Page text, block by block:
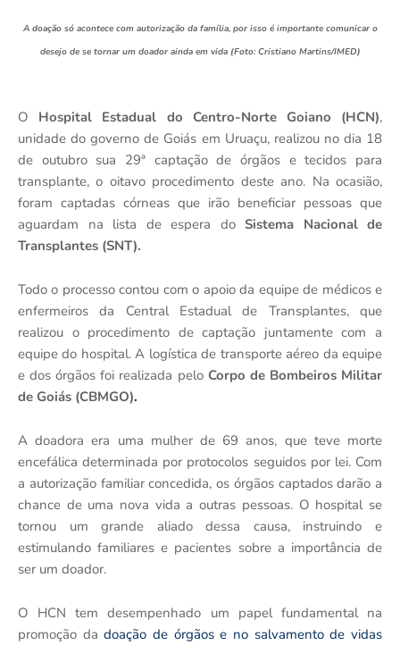
A doação só acontece com autorização da família, por isso é importante comunicar o
desejo de se tornar um doador ainda em vida (Foto: Cristiano Martins/IMED)
O Hospital Estadual do Centro-Norte Goiano (HCN),
unidade do governo de Goiás em Uruaçu, realizou no dia 18
de outubro sua 29ª captação de órgãos e tecidos para
transplante, o oitavo procedimento deste ano. Na ocasião,
foram captadas córneas que irão beneficiar pessoas que
aguardam na lista de espera doSistema Nacional de
Transplantes (SNT).
Todo o processo contou com o apoio da equipe de médicos e
enfermeiros da Central Estadual de Transplantes, que
realizou o procedimento de captação juntamente com a
equipe do hospital. A logística de transporte aéreo da equipe
e dos órgãos foi realizada pelo Corpo de Bombeiros Militar
de Goiás (CBMGO).
A doadora era uma mulher de 69 anos, que teve morte
encefálica determinada por protocolos seguidos por lei. Com
a autorização familiar concedida, os órgãos captados darão a
chance de uma nova vida a outras pessoas. O hospital se
tornou um grande aliado dessa causa, instruindo e
estimulando familiares e pacientes sobre a importância de
ser um doador.
O HCN tem desempenhado um papel fundamental na
promoção dadoação de órgãos e no salvamento de vidas